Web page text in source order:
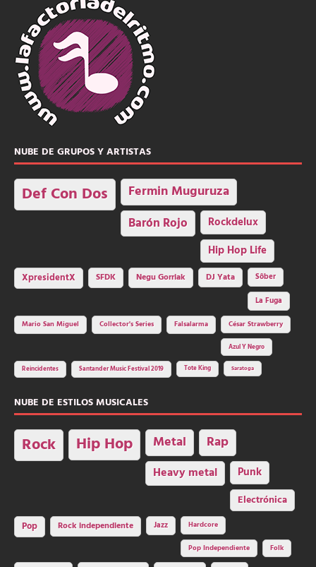
NUBE DE GRUPOS Y ARTISTAS
Def Con Dos Fermin Muguruza
Barón Rojo Rockdelux
Hip Hop Life
XpresidentX SFDK Negu Gorriak DJ Yata
Sôber
La Fuga
Mario San Miguel
Collector's Series Falsalarma César Strawberry
Azul Y Negro
Reincidentes Santander Music Festival 2019 Tote King Saratoga
NUBE DE ESTILOS MUSICALES
Rock Hip Hop Metal Rap
Heavy metal Punk
Electrónica
Pop Rock independiente Jazz Hardcore
Pop Independiente Folk